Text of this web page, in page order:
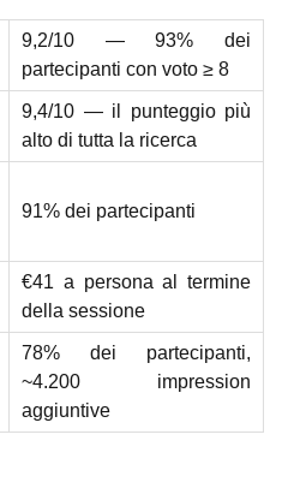
9,2/10 — 93% dei
partecipanti con voto ≥ 8
9,4/10 — il punteggio più
alto di tutta la ricerca
91% dei partecipanti
€41 a persona al termine
della sessione
78% dei partecipanti,
~4.200 impression
aggiuntive